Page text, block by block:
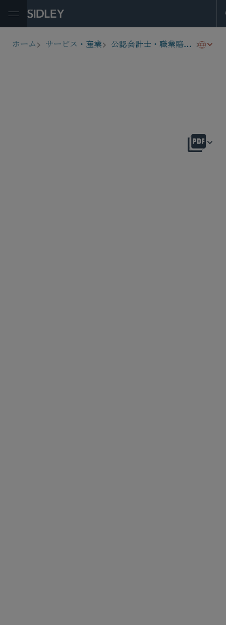
breadcrumbs
ホーム サービス・産業 公認会計士・職業賠償責任 会計